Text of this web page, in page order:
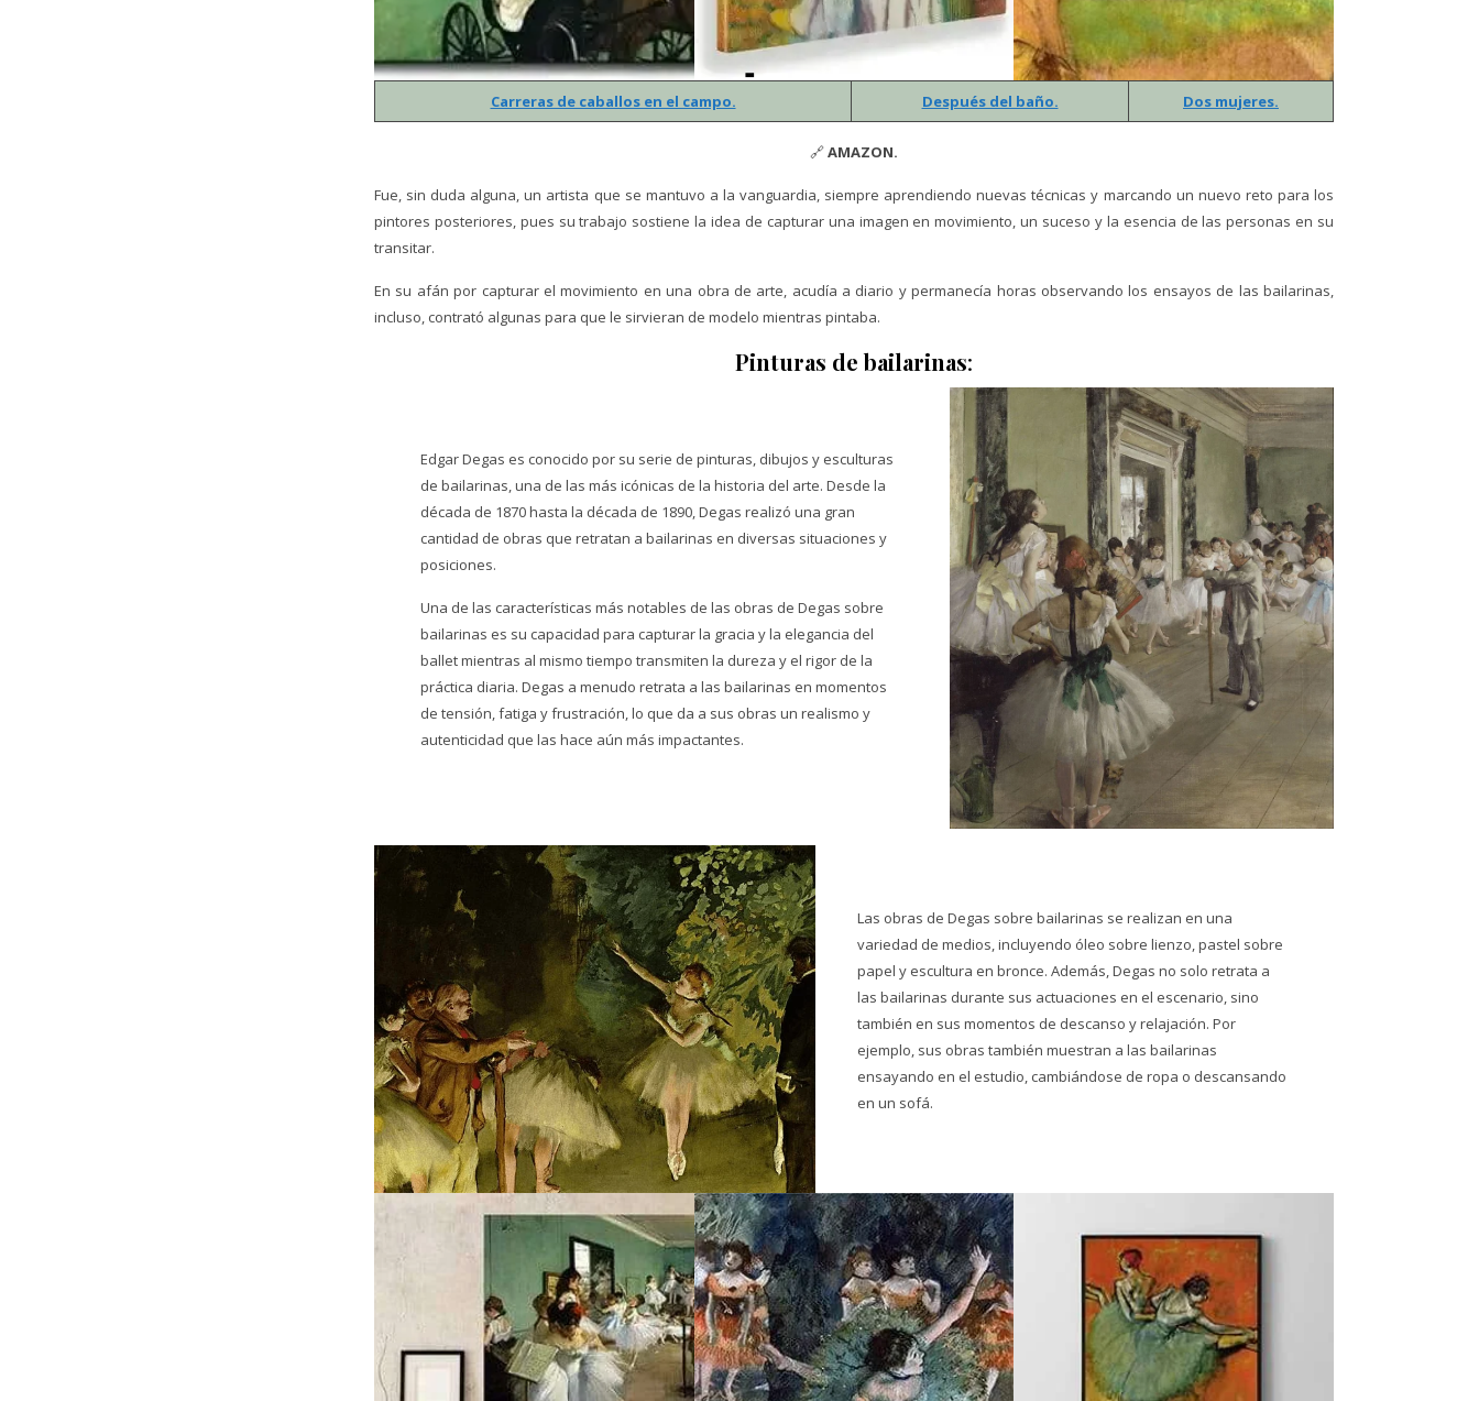
Carreras de caballos en el campo. Después del baño. Dos mujeres.
🔗AMAZON.
Fue, sin duda alguna, un artista que se mantuvo a la vanguardia, siempre aprendiendo nuevas técnicas y marcando un nuevo reto para los
pintores posteriores, pues su trabajo sostiene la idea de capturar una imagen en movimiento, un suceso y la esencia de las personas en su
transitar.
En su afán por capturar el movimiento en una obra de arte, acudía a diario y permanecía horas observando los ensayos de las bailarinas,
incluso, contrató algunas para que le sirvieran de modelo mientras pintaba.
Pinturas de bailarinas:
Edgar Degas es conocido por su serie de pinturas, dibujos y esculturas
de bailarinas, una de las más icónicas de la historia del arte. Desde la
década de 1870 hasta la década de 1890, Degas realizó una gran
cantidad de obras que retratan a bailarinas en diversas situaciones y
posiciones.
Una de las características más notables de las obras de Degas sobre
bailarinas es su capacidad para capturar la gracia y la elegancia del
ballet mientras al mismo tiempo transmiten la dureza y el rigor de la
práctica diaria. Degas a menudo retrata a las bailarinas en momentos
de tensión, fatiga y frustración, lo que da a sus obras un realismo y
autenticidad que las hace aún más impactantes.
Las obras de Degas sobre bailarinas se realizan en una
variedad de medios, incluyendo óleo sobre lienzo, pastel sobre
papel y escultura en bronce. Además, Degas no solo retrata a
las bailarinas durante sus actuaciones en el escenario, sino
también en sus momentos de descanso y relajación. Por
ejemplo, sus obras también muestran a las bailarinas
ensayando en el estudio, cambiándose de ropa o descansando
en un sofá.